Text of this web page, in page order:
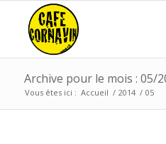
Archive pour le mois : 05/
Vous êtes ici : Accueil / 2014 / 05